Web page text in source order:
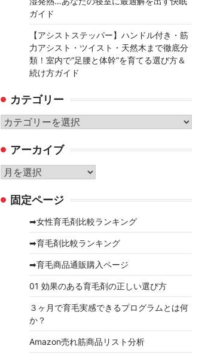
ガイド
【アシストステッパー】ハンドル付き・筋
力アシスト・ツイスト・天然木まで徹底分
類！室内で“足腰と体幹”を育てる選び方＆
続け方ガイド
カテゴリー
カ
ゴ
リ
ー
アーカイブ
ア
カ 固定ページ
➡女性育毛剤比較ランキング
➡育毛剤比較ランキング
➡育毛商品通販購入ページ
01 効果のある育毛剤の正しい選び方
３ヶ月で育毛実感できるプログラムとは何
か？
Amazon売れ筋商品リスト分析